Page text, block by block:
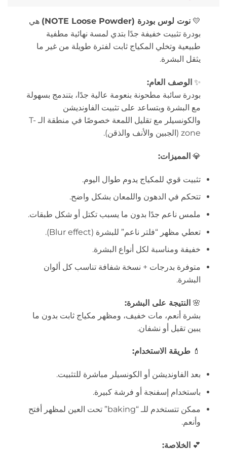
💛 نوت لوس بودرة (NOTE Loose Powder)
هي
بودرة تثبيت خفيفة جدًا بتدي لمسة نهائية مطفية
طبيعية وتخلي المكياج ثابت لفترة طويلة من غير ما
يثقل البشرة.
✨ الوصف العام:
بودرة سائبة مطحونة بنعومة عالية جدًا، بتندمج بسهولة
مع البشرة وبتساعد على تثبيت الفاونديشن
والكونسيلر مع تقليل اللمعة خصوصًا في منطقة الـ T-
zone (الجبين والأنف والذقن).
💎 المميزات:
تثبيت قوي للمكياج يدوم طوال اليوم.
تتحكم في الدهون واللمعان بشكل واضح.
ملمس ناعم جدًا بدون ما يسبب تكتل أو شكل طبقات.
تعطي مظهر “فلتر ناعم” للبشرة (Blur effect).
خفيفة ومناسبة لكل أنواع البشرة.
متوفرة بدرجات + نسخة شفافة تناسب كل ألوان
البشرة.
🌸 النتيجة على البشرة:
بشرة أنعم، مات خفيف، ومظهر مكياج ثابت بدون ما
يبين تقيل أو نشفان.
💄 طريقة الاستخدام:
بعد الفاونديشن أو الكونسيلر مباشرة للتثبيت.
باستخدام إسفنجة أو فرشة كبيرة.
ممكن تتستخدم للـ “baking” تحت العين لمظهر أفتح
وأنعم.
💕 الخلاصة: